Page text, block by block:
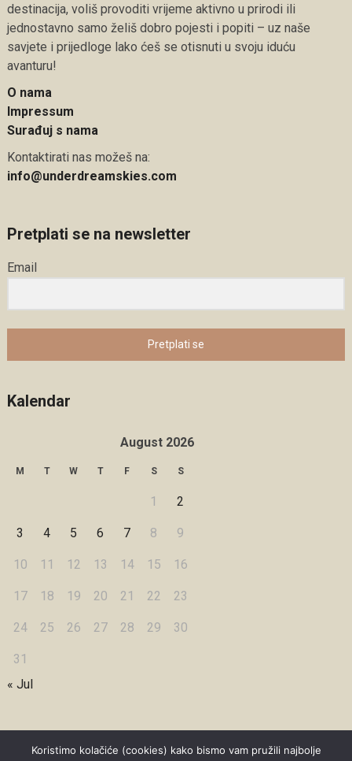
destinacija, voliš provoditi vrijeme aktivno u prirodi ili
jednostavno samo želiš dobro pojesti i popiti – uz naše
savjete i prijedloge lako ćeš se otisnuti u svoju iduću
avanturu!
O nama
Impressum
Surađuj s nama
Kontaktirati nas možeš na:
info@underdreamskies.com
Pretplati se na newsletter
Email
Pretplati se
Kalendar
August 2026
M T W T F S S
1 2
3 4 5 6 7 8 9
10 11 12 13 14 15 16
17 18 19 20 21 22 23
24 25 26 27 28 29 30
31
« Jul
Koristimo kolačiće (cookies) kako bismo vam pružili najbolje